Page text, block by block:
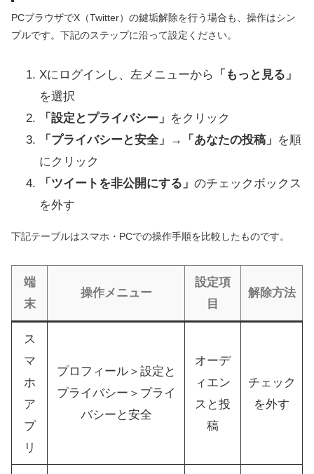
PCブラウザでX（Twitter）の鍵垢解除を行う場合も、操作はシン
プルです。下記のステップに沿って設定ください。
Xにログインし、左メニューから
「もっと見る」
を選択
「設定とプライバシー」 をクリック
「プライバシーと安全」
→ 「あなたの投稿」 を順
にクリック
「ツイートを非公開にする」 のチェックボックス
を外す
下記テーブルはスマホ・PCでの操作手順を比較したものです。
端
末
操作メニュー
設定項
目
解除方法
ス
マ
ホ
ア
プ
リ
プロフィール＞設定と
プライバシー＞プライ
バシーと安全
オーデ
ィエン
スと投
稿
チェック
を外す